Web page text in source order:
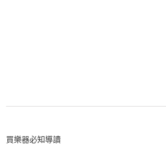
買樂器必知導讀